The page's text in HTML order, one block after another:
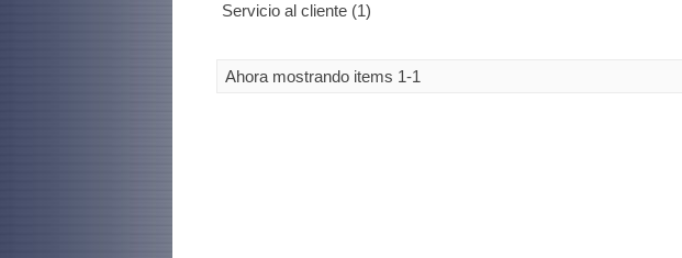
Servicio al cliente (1)
Ahora mostrando items 1-1